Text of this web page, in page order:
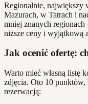
Regionalnie, największy
Mazurach, w Tatrach i
mniej znanych
niższe ceny i wyjątkową
Jak ocenić ofertę:
Warto mieć własną listę
zdjęcia. Oto 10
rezerwacją: